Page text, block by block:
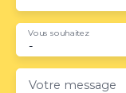
-
Vous souhaitez
Votre message